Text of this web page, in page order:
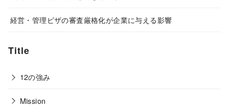
経営・管理ビザの審査厳格化が企業に与える影響
Title
12の強み
Mission